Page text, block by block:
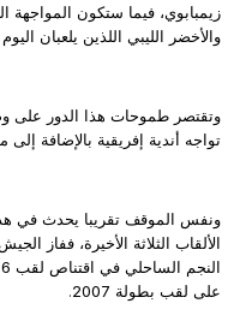
زيمبابوي، فيما ستكون المواجهة
والأخضر الليبي اللذين يلعبان
وتقتصر طموحات هذا الدور على
تواجه أندية إفريقية بالإضافة
ونفس الموقف تقريبا يحدث في
على لقب بطولة 2007
.